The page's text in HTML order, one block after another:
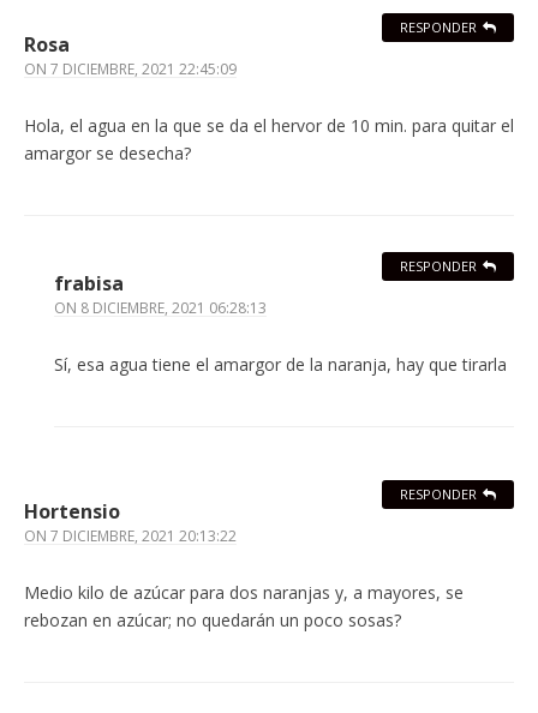
Rosa
ON 7 DICIEMBRE, 2021 22:45:09
Hola, el agua en la que se da el hervor de 10 min. para quitar el
amargor se desecha?
RESPONDER
frabisa
ON 8 DICIEMBRE, 2021 06:28:13
Sí, esa agua tiene el amargor de la naranja, hay que tirarla
RESPONDER
Hortensio
ON 7 DICIEMBRE, 2021 20:13:22
Medio kilo de azúcar para dos naranjas y, a mayores, se
rebozan en azúcar; no quedarán un poco sosas?
RESPONDER